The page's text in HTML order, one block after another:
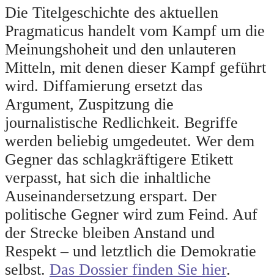
Die Titelgeschichte des aktuellen
Pragmaticus handelt vom Kampf um die
Meinungshoheit und den unlauteren
Mitteln, mit denen dieser Kampf geführt
wird. Diffamierung ersetzt das
Argument, Zuspitzung die
journalistische Redlichkeit. Begriffe
werden beliebig umgedeutet. Wer dem
Gegner das schlagkräftigere Etikett
verpasst, hat sich die inhaltliche
Auseinandersetzung erspart. Der
politische Gegner wird zum Feind. Auf
der Strecke bleiben Anstand und
Respekt – und letztlich die Demokratie
selbst. Das Dossier finden Sie hier.